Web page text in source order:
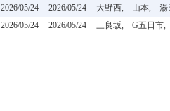
2026/05/24 2026/05/24 大野西, 山本, 湯
2026/05/24 2026/05/24 三良坂, G五日市